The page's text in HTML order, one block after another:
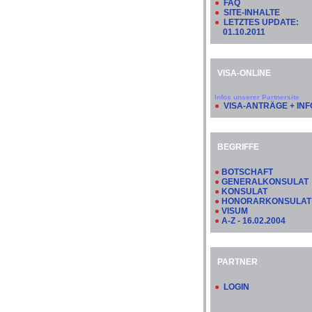
● FAQ
● SITE-INHALTE
● LETZTES UPDATE:
01.10.2011
VISA-ONLINE
Infos unserer Partnersite
● VISA-ANTRÄGE +
BEGRIFFE
● BOTSCHAFT
●GENERALKONSULAT
● KONSULAT
● HONORARKONSULAT
●VISUM
●A-Z - 16.02.2004
PARTNER
● LOGIN